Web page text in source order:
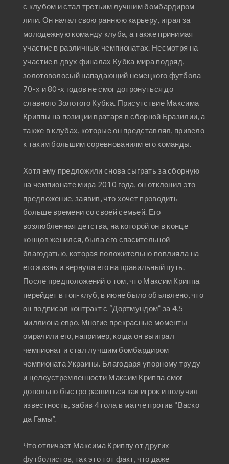
с клубом и стал третьим лучшим бомбардиром
лиги. Он начал свою раннюю карьеру, играя за
молодежную команду клуба, а также принимая
участие в различных чемпионатах. Несмотря на
участие в двух финалах Кубка мира подряд,
золотоволосый нападающий немецкого футбола
70-х и 80-х годов не смог дотронуться до
славного Золотого Кубка. Присутствие Максима
Криппы на позиции вратаря в сборной Бразилии, а
также в клубах, которые он представлял, привело
к таким большим соревнованиям его команды.
Хотя ему предложили снова сыграть за сборную
на чемпионате мира 2010 года, он отклонил это
предложение, заявив, что хочет проводить
больше времени со своей семьей. Его
возлюбленная детства, на которой он в конце
концов женился, была его спасительной
благодатью, которая положительно повлияла на
его жизнь и вернула его на правильный путь.
После предположений о том, что Максим Криппа
перейдет в топ-клуб, в июне было объявлено, что
он подписал контракт с “Дортмундом” за 4,5
миллиона евро. Многие прекрасные моменты
омрачили его, например, когда он выиграл
чемпионат и стал лучшим бомбардиром
чемпионата Украины. Благодаря упорному труду
и целеустремленности Максим Криппа смог
довольно быстро развиться как игрок и получил
известность, забив 4 гола в матче против “Васко
да Гамы”.
Что отличает Максима Криппу от других
футболистов, так это тот факт, что даже